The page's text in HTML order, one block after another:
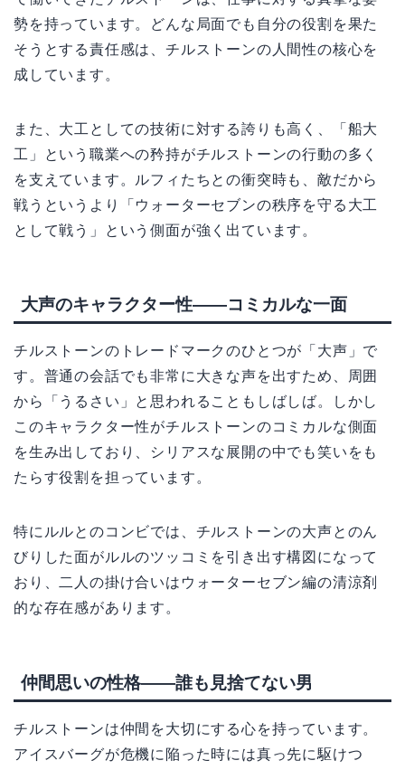
勢を持っています。どんな局面でも自分の役割を果た
そうとする責任感は、チルストーンの人間性の核心を
成しています。
また、大工としての技術に対する誇りも高く、「船大
工」という職業への矜持がチルストーンの行動の多く
を支えています。ルフィたちとの衝突時も、敵だから
戦うというより「ウォーターセブンの秩序を守る大工
として戦う」という側面が強く出ています。
大声のキャラクター性——コミカルな一面
チルストーンのトレードマークのひとつが「大声」で
す。普通の会話でも非常に大きな声を出すため、周囲
から「うるさい」と思われることもしばしば。しかし
このキャラクター性がチルストーンのコミカルな側面
を生み出しており、シリアスな展開の中でも笑いをも
たらす役割を担っています。
特にルルとのコンビでは、チルストーンの大声とのん
びりした面がルルのツッコミを引き出す構図になって
おり、二人の掛け合いはウォーターセブン編の清涼剤
的な存在感があります。
仲間思いの性格——誰も見捨てない男
チルストーンは仲間を大切にする心を持っています。
アイスバーグが危機に陥った時には真っ先に駆けつ